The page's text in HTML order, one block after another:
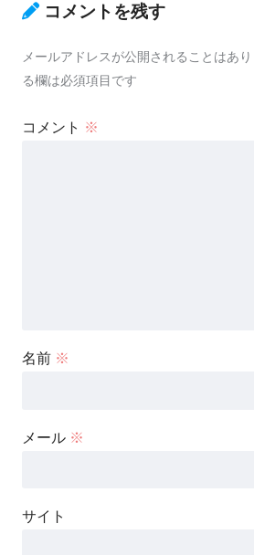
コメントを残す
メールアドレスが公開されることはあり
る欄は必須項目です
コメント ※
名前 ※
メール ※
サイト